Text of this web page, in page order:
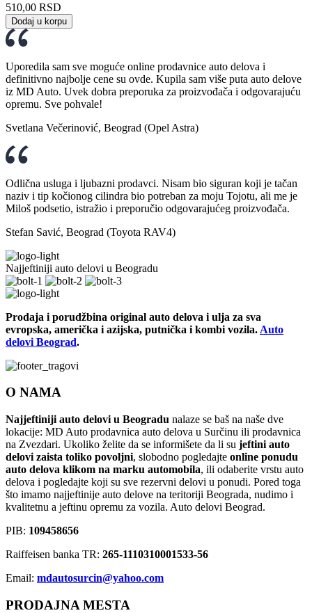
510,00 RSD
Dodaj u korpu
Uporedila sam sve moguće online prodavnice auto delova i
definitivno najbolje cene su ovde. Kupila sam više puta auto delove
iz MD Auto. Uvek dobra preporuka za proizvođača i odgovarajuću
opremu. Sve pohvale!
Svetlana Večerinović, Beograd (Opel Astra)
Odlična usluga i ljubazni prodavci. Nisam bio siguran koji je tačan
naziv i tip kočionog cilindra bio potreban za moju Tojotu, ali me je
Miloš podsetio, istražio i preporučio odgovarajućeg proizvođača.
Stefan Savić, Beograd (Toyota RAV4)
Najjeftiniji auto delovi u Beogradu
Prodaja i porudžbina original auto delova i ulja za sva
evropska, američka i azijska, putnička i kombi vozila. Auto
delovi Beograd.
O NAMA
Najjeftiniji auto delovi u Beogradu nalaze se baš na naše dve
lokacije: MD Auto prodavnica auto delova u Surčinu ili prodavnica
na Zvezdari. Ukoliko želite da se informišete da li su jeftini auto
delovi zaista toliko povoljni, slobodno pogledajte online ponudu
auto delova klikom na marku automobila, ili odaberite vrstu auto
delova i pogledajte koji su sve rezervni delovi u ponudi. Pored toga
što imamo najjeftinije auto delove na teritoriji Beograda, nudimo i
kvalitetnu a jeftinu opremu za vozila. Auto delovi Beograd.
PIB: 109458656
Raiffeisen banka TR: 265-1110310001533-56
Email: mdautosurcin@yahoo.com
PRODAJNA MESTA